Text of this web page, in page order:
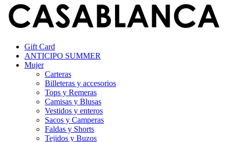
Gift Card
ANTICIPO SUMMER
Mujer
Carteras
Billeteras y accesorios
Tops y Remeras
Camisas y Blusas
Vestidos y enteros
Sacos y Camperas
Faldas y Shorts
Tejidos y Buzos